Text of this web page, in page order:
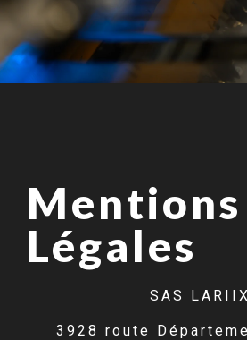
Mentions
Légales
SAS LARIIX
3928 route